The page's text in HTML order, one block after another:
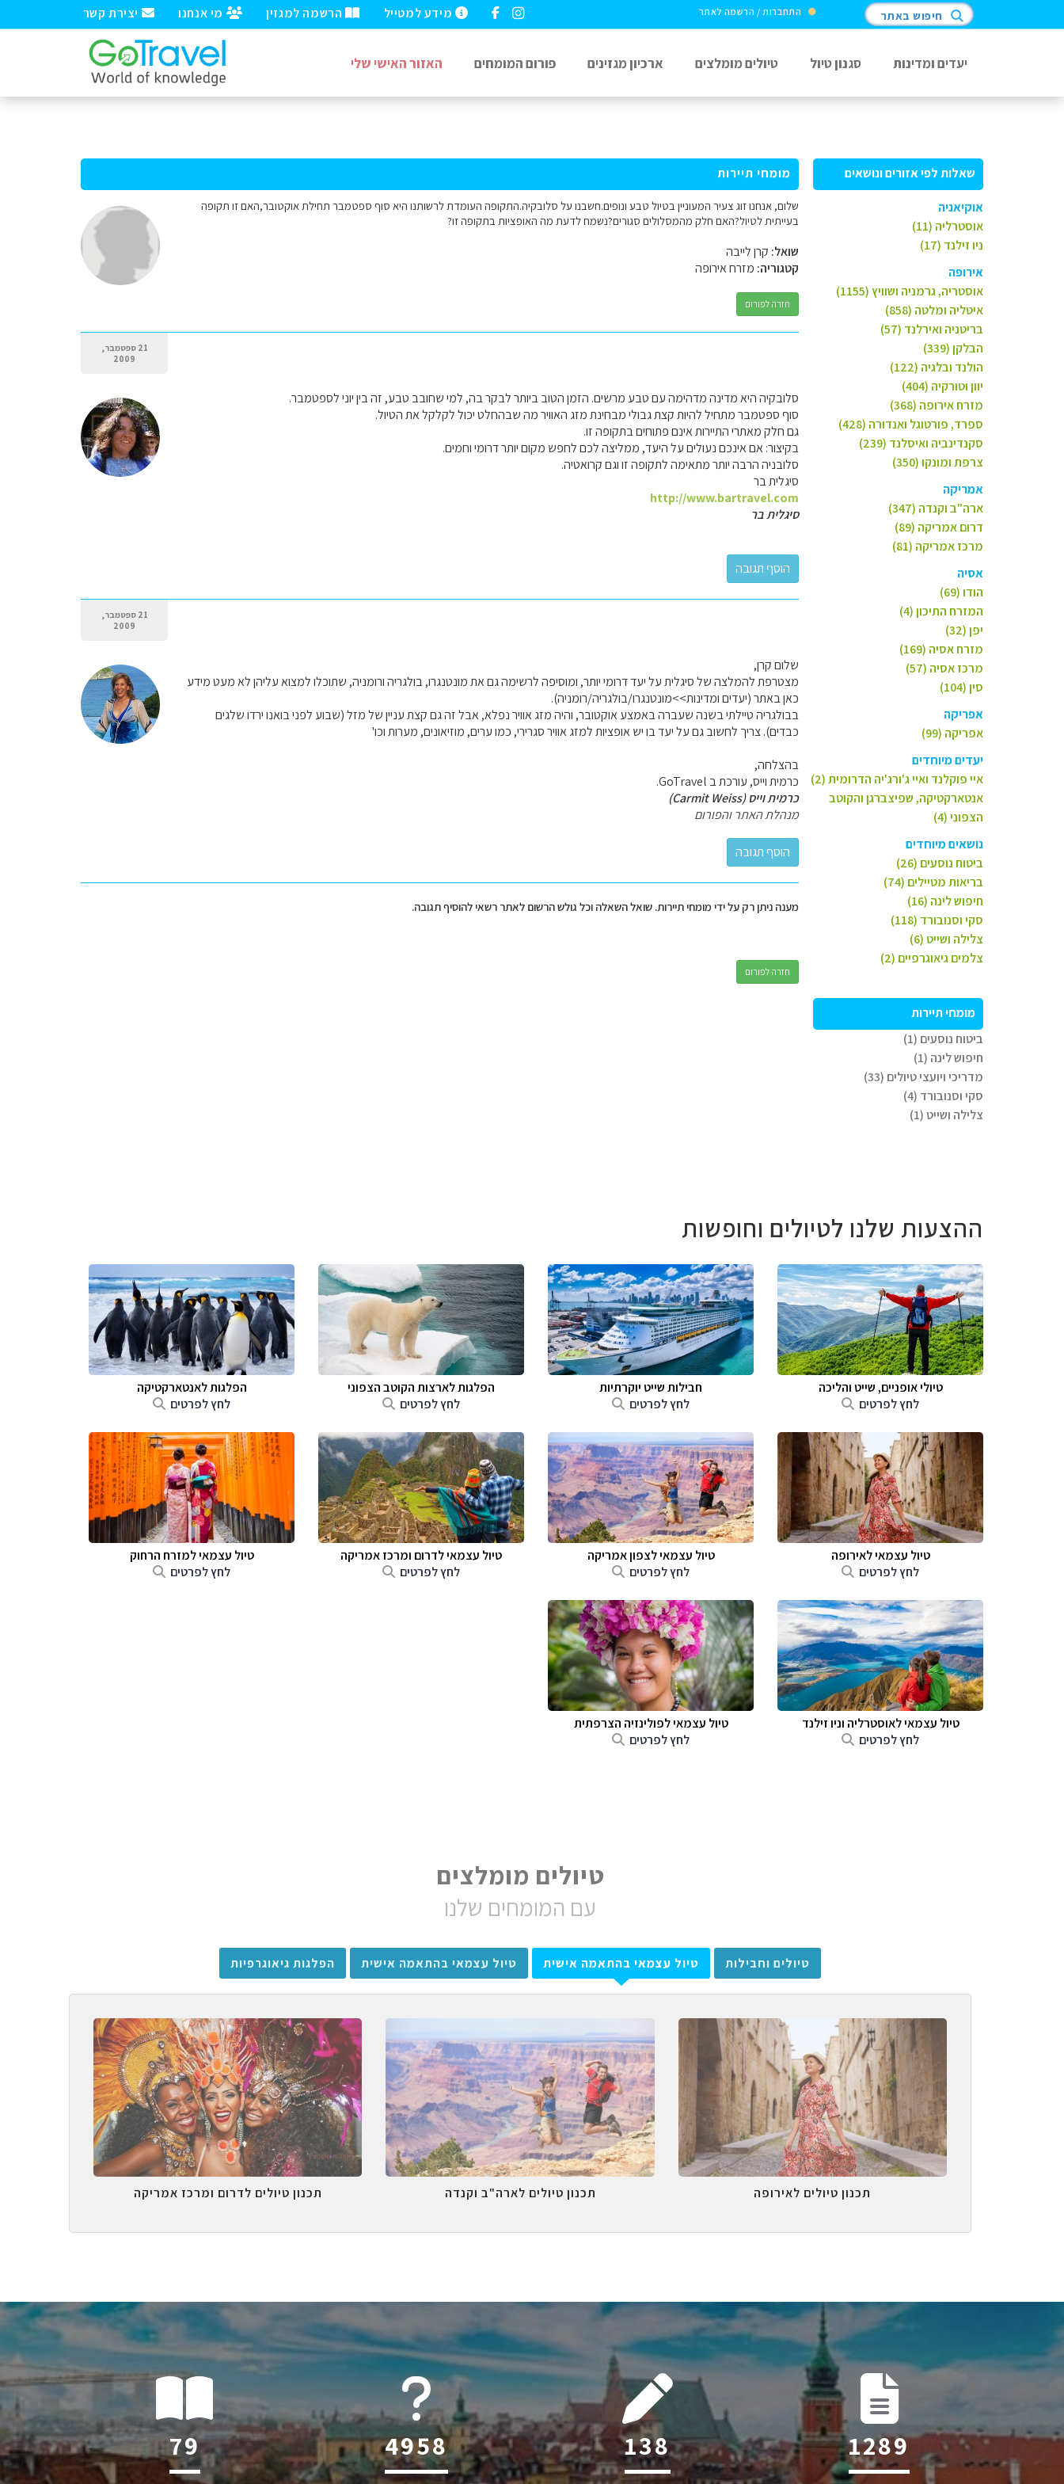
יצירת קשר מי אנחנו הרשמה למגזין מידע למטייל התחברות / הרשמה לאתר חיפוש באתר
יעדים ומדינות סגנון טיול טיולים מומלצים ארכיון מגזינים פורום המומחים האזור האישי שלי
שאלות לפי אזורים ונושאים
אוקיאניה
אוסטרליה (11)
ניו זילנד (17)
אירופה
אוסטריה, גרמניה ושוויץ (1155)
איטליה ומלטה (858)
בריטניה ואירלנד (57)
הבלקן (339)
הולנד ובלגיה (122)
יוון וטורקיה (404)
מזרח אירופה (368)
ספרד, פורטוגל ואנדורה (428)
סקנדינביה ואיסלנד (239)
צרפת ומונקו (350)
אמריקה
ארה"ב וקנדה (347)
דרום אמריקה (89)
מרכז אמריקה (81)
אסיה
הודו (69)
המזרח התיכון (4)
יפן (32)
מזרח אסיה (169)
מרכז אסיה (57)
סין (104)
אפריקה
אפריקה (99)
יעדים מיוחדים
איי פוקלנד ואיי ג'ורג'יה הדרומית (2)
אנטארקטיקה, שפיצברגן והקוטב
הצפוני (4)
נושאים מיוחדים
ביטוח נוסעים (26)
בריאות מטיילים (74)
חיפוש לינה (16)
סקי וסנובורד (118)
צלילה ושייט (6)
צלמים גיאוגרפיים (2)
מומחי תיירות
ביטוח נוסעים (1)
חיפוש לינה (1)
מדריכי ויועצי טיולים (33)
סקי וסנובורד (4)
צלילה ושייט (1)
מומחי תיירות
שלום, אנחנו זוג צעיר המעוניין בטיול טבע ונופים.חשבנו על סלובקיה.התקופה העומדת לרשותנו היא סוף ספטמבר תחילת אוקטובר,האם זו תקופה
בעייתית לטיול?האם חלק מהמסלולים סגורים?נשמח לדעת מה האופציות בתקופה זו?
שואל: קרן לייבה
קטגוריה: מזרח אירופה
חזרה לפורום
21 ספטמבר,
2009
סלובקיה היא מדינה מדהימה עם טבע מרשים. הזמן הטוב ביותר לבקר בה, למי שחובב טבע, זה בין יוני לספטמבר.
סוף ספטמבר מתחיל להיות קצת גבולי מבחינת מזג האוויר מה שבהחלט יכול לקלקל את הטיול.
גם חלק מאתרי התיירות אינם פתוחים בתקופה זו.
בקיצור: אם אינכם נעולים על היעד, ממליצה לכם לחפש מקום יותר דרומי וחמים.
סלובניה הרבה יותר מתאימה לתקופה זו וגם קרואטיה.
סיגלית בר
http://www.bartravel.com
סיגלית בר
21 ספטמבר,
2009
שלום קרן,
מצטרפת להמלצה של סיגלית על יעד דרומי יותר, ומוסיפה לרשימה גם את מונטנגרו, בולגריה ורומניה, שתוכלו למצוא עליהן לא מעט מידע
כאן באתר (יעדים ומדינות>>מונטנגרו/בולגריה/רומניה).
בבולגריה טיילתי בשנה שעברה באמצע אוקטובר, והיה מזג אוויר נפלא, אבל זה גם קצת עניין של מזל (שבוע לפני בואנו ירדו שלגים
כבדים). צריך לחשוב גם על יעד בו יש אופציות למזג אוויר סגרירי, כמו ערים, מוזיאונים, מערות וכו'
בהצלחה,
כרמית וייס, עורכת ב GoTravel.
כרמית וייס (Carmit Weiss)
מנהלת האתר והפורום
מענה ניתן רק על ידי מומחי תיירות. שואל השאלה וכל גולש הרשום לאתר רשאי להוסיף תגובה.
חזרה לפורום
ההצעות שלנו לטיולים וחופשות
טיולי אופניים, שייט והליכה
לחץ לפרטים
חבילות שייט יוקרתיות
לחץ לפרטים
הפלגות לארצות הקוטב הצפוני
לחץ לפרטים
הפלגות לאנטארקטיקה
לחץ לפרטים
טיול עצמאי לאירופה
לחץ לפרטים
טיול עצמאי לצפון אמריקה
לחץ לפרטים
טיול עצמאי לדרום ומרכז אמריקה
לחץ לפרטים
טיול עצמאי למזרח הרחוק
לחץ לפרטים
טיול עצמאי לאוסטרליה וניו זילנד
לחץ לפרטים
טיול עצמאי לפולינזיה הצרפתית
לחץ לפרטים
טיולים מומלצים
עם המומחים שלנו
טיולים וחבילות טיול עצמאי בהתאמה אישית טיול עצמאי בהתאמה אישית הפלגות גיאוגרפיות
תכנון טיולים לאירופה תכנון טיולים לארה"ב וקנדה תכנון טיולים לדרום ומרכז אמריקה
124 6045 216 2014